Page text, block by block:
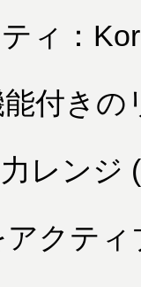
ィ：
付き
レンジ
クテ